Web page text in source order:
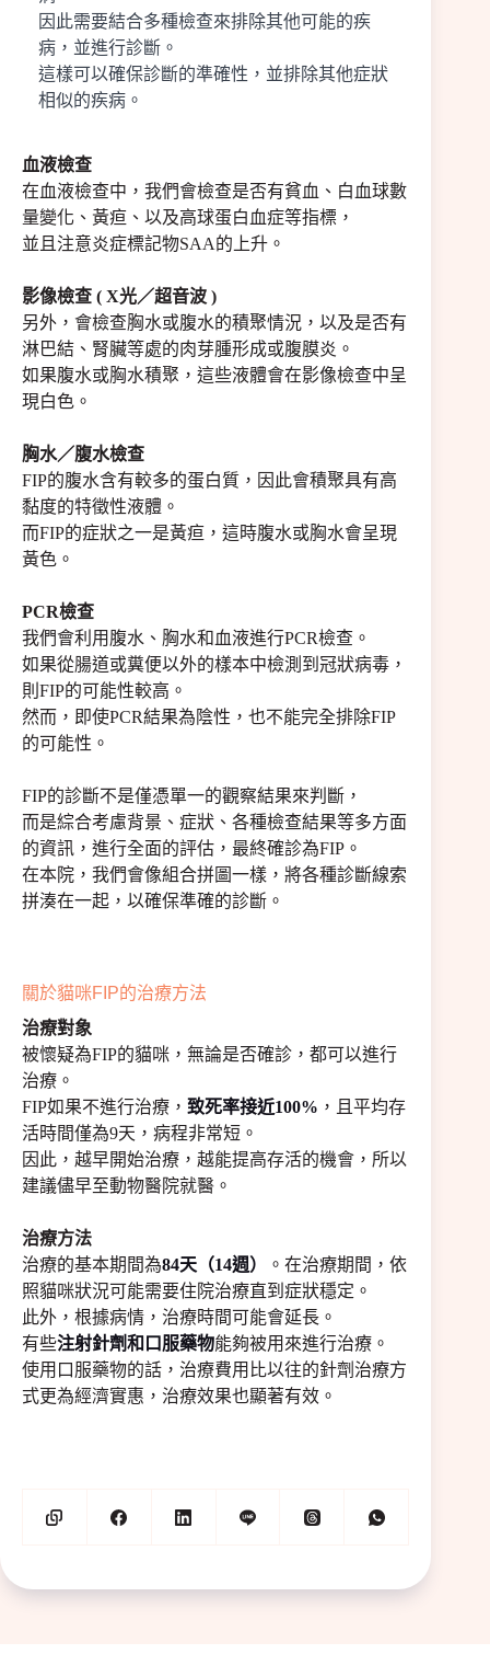
因此需要結合多種檢查來排除其他可能的疾
病，並進行診斷。
這樣可以確保診斷的準確性，並排除其他症狀
相似的疾病。
血液檢查
在血液檢查中，我們會檢查是否有貧血、白血球數
量變化、黃疸、以及高球蛋白血症等指標，
並且注意炎症標記物SAA的上升。
影像檢查 ( X光／超音波 )
另外，會檢查胸水或腹水的積聚情況，以及是否有
淋巴結、腎臟等處的肉芽腫形成或腹膜炎。
如果腹水或胸水積聚，這些液體會在影像檢查中呈
現白色。
胸水／腹水檢查
FIP的腹水含有較多的蛋白質，因此會積聚具有高
黏度的特徵性液體。
而FIP的症狀之一是黃疸，這時腹水或胸水會呈現
黃色。
PCR檢查
我們會利用腹水、胸水和血液進行PCR檢查。
如果從腸道或糞便以外的樣本中檢測到冠狀病毒，
則FIP的可能性較高。
然而，即使PCR結果為陰性，也不能完全排除FIP
的可能性。
FIP的診斷不是僅憑單一的觀察結果來判斷，
而是綜合考慮背景、症狀、各種檢查結果等多方面
的資訊，進行全面的評估，最終確診為FIP。
在本院，我們會像組合拼圖一樣，將各種診斷線索
拼湊在一起，以確保準確的診斷。
關於貓咪FIP的治療方法
治療對象
被懷疑為FIP的貓咪，無論是否確診，都可以進行
治療。
FIP如果不進行治療， 致死率接近100% ，且平均存
活時間僅為9天，病程非常短。
因此，越早開始治療，越能提高存活的機會，所以
建議儘早至動物醫院就醫。
治療方法
治療的基本期間為84天（14週）
。在治療期間，依
照貓咪狀況可能需要住院治療直到症狀穩定。
此外，根據病情，治療時間可能會延長。
有些注射針劑和口服藥物能夠被用來進行治療。
使用口服藥物的話，治療費用比以往的針劑治療方
式更為經濟實惠，治療效果也顯著有效。